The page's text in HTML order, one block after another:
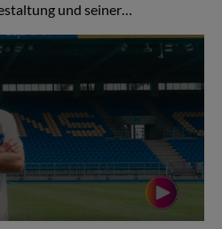
und seiner…